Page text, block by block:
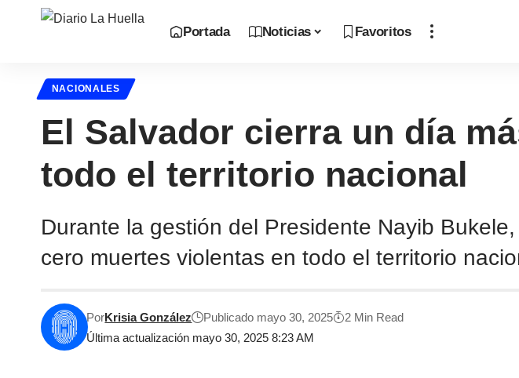
Portada Noticias Favoritos
NACIONALES
El Salvador cierra un día
todo el territorio nacional
Durante la gestión del Presidente Nayib
cero muertes violentas en todo el territorio
Última actualización mayo 30, 2025 8:23 AM
PorKrisia González Publicado mayo 30, 2025 2 Min Read